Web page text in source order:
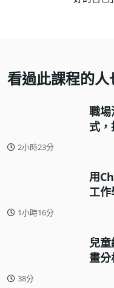
看過此課程的人
職場
式
2小時23分
用
工
1小時16分
兒
畫分
38分